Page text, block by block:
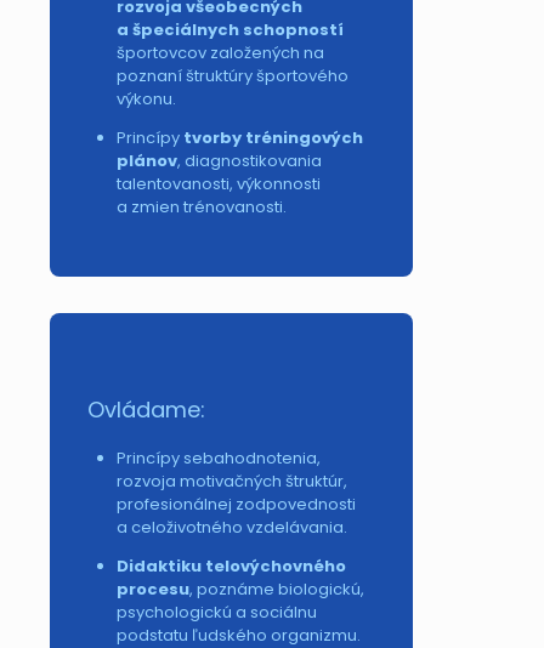
rozvoja všeobecných
a špeciálnych schopností
športovcov založených na
poznaní štruktúry športového
výkonu.
Princípytvorby tréningových
plánov, diagnostikovania
talentovanosti, výkonnosti
a zmien trénovanosti.
Ovládame:
Princípy sebahodnotenia,
rozvoja motivačných štruktúr,
profesionálnej zodpovednosti
a celoživotného vzdelávania.
Didaktiku telovýchovného
procesu, poznáme biologickú,
psychologickú a sociálnu
podstatu ľudského organizmu.